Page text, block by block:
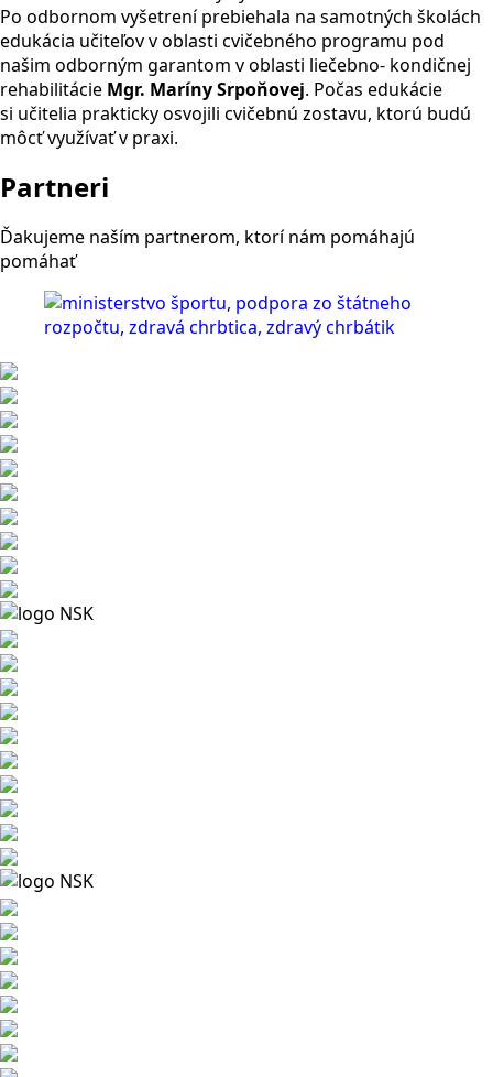
Po odbornom vyšetrení prebiehala na samotných školách
edukácia učiteľov v oblasti cvičebného programu pod
našim odborným garantom v oblasti liečebno- kondičnej
rehabilitácie Mgr. Maríny Srpoňovej. Počas edukácie
si učitelia prakticky osvojili cvičebnú zostavu, ktorú budú
môcť využívať v praxi.
Partneri
Ďakujeme naším partnerom, ktorí nám pomáhajú
pomáhať